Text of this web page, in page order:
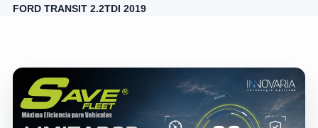
FORD TRANSIT 2.2TDI 2019